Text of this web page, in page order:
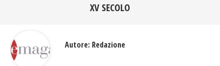
XV SECOLO
Autore: Redazione